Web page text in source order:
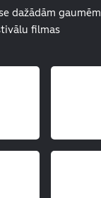
dažādām gaumēm
filmas